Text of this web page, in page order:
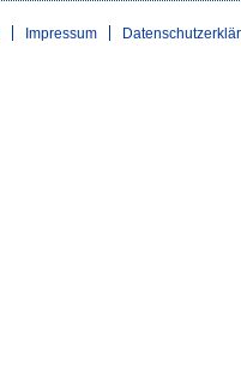
Impressum